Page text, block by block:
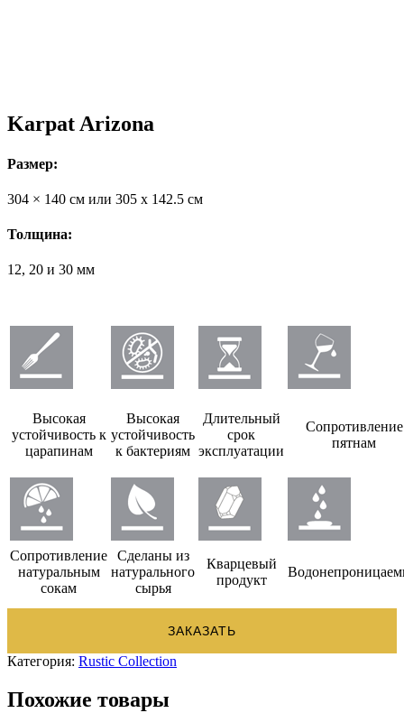
Karpat Arizona
Размер:
304 × 140 см или 305 x 142.5 см
Толщина:
12, 20 и 30 мм
Высокая
устойчивость к
царапинам
Высокая
устойчивость
к бактериям
Длительный
срок
эксплуатации
Сопротивление
пятнам
Сопротивление
натуральным
сокам
Сделаны из
натурального
сырья
Кварцевый
продукт
ЗАКАЗАТЬ
Категория: Rustic Collection
Похожие товары